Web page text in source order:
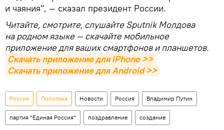
и чаяния", — сказал президент России.
Читайте, смотрите, слушайте Sputnik Молдова
на родном языке — скачайте мобильное
приложение для ваших смартфонов и планшетов.
Скачать приложение для iPhone >>
Скачать приложение для Android >>
Россия Политика Новости Россия Владимир Путин
партия "Единая Россия" поздравление создание